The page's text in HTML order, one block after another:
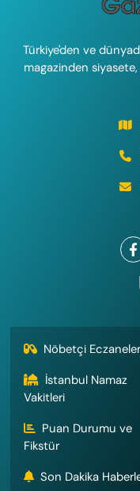
Türkiye'den ve
magazinden
Nöbetçi Eczaneler
İstanbul Namaz
Vakitleri
Puan Durumu ve
Fikstür
Son Dakika